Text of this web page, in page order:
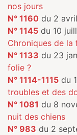
nos jours
N° 1160 du 2
N° 1145 du 10
Chroniques de la
N° 1133 du 23
folie ?
N° 1114-1115 du
troubles et des
N° 1081 du 8
nuit des chiens
N° 983 du 2